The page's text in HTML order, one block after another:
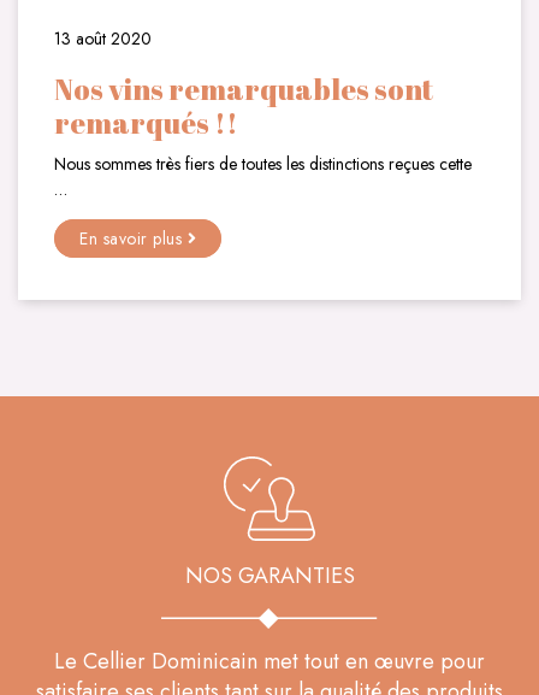
13 août 2020
Nos vins remarquables sont
remarqués !!
Nous sommes très fiers de toutes les distinctions reçues cette
…
En savoir plus
NOS GARANTIES
Le Cellier Dominicain met tout en œuvre pour